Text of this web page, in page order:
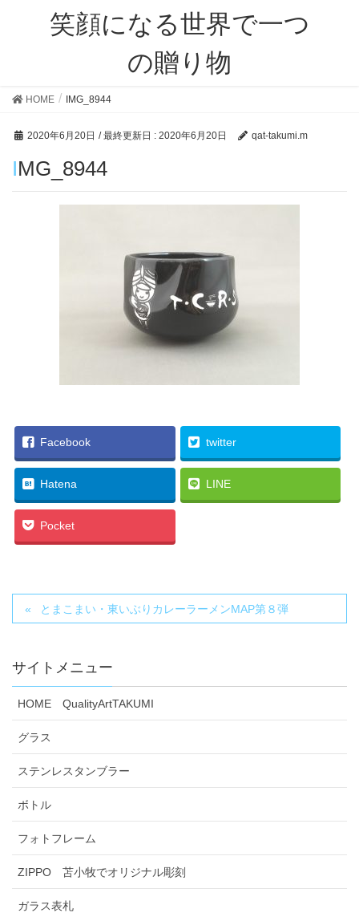
笑顔になる世界で一つ
の贈り物
HOME IMG_8944
2020年6月20日 / 最終更新日 : 2020年6月20日 qat-takumi.m
IMG_8944
Facebook twitter
Hatena LINE
Pocket
とまこまい・東いぶりカレーラーメンMAP第８弾
サイトメニュー
HOME QualityArtTAKUMI
グラス
ステンレスタンブラー
ボトル
フォトフレーム
ZIPPO 苫小牧でオリジナル彫刻
ガラス表札